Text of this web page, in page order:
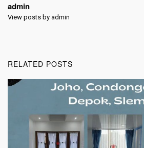
admin
View posts by admin
RELATED POSTS